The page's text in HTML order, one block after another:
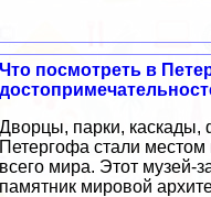
Что посмотреть в
Дворцы, парки, каскады,
Петергофа стали местом
всего мира. Этот музей-
памятник мировой